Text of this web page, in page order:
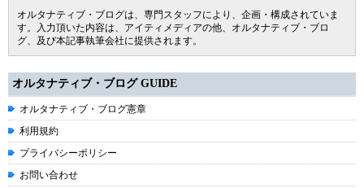
オルタナティブ・ブログは、専門スタッフにより、企画・構成されていま
す。入力頂いた内容は、アイティメディアの他、オルタナティブ・ブロ
グ、及び本記事執筆会社に提供されます。
オルタナティブ・ブログ GUIDE
オルタナティブ・ブログ憲章
利用規約
プライバシーポリシー
お問い合わせ